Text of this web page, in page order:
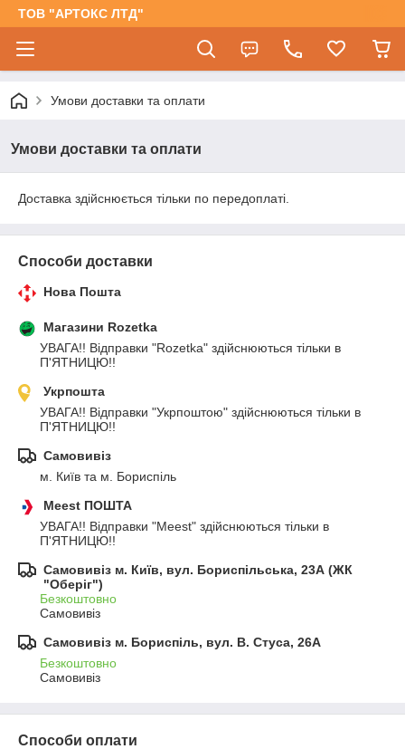
ТОВ "АРТОКС ЛТД"
Умови доставки та оплати
Умови доставки та оплати
Доставка здійснюється тільки по передоплаті.
Способи доставки
Нова Пошта
Магазини Rozetka
УВАГА!! Відправки "Rozetka" здійснюються тільки в
П'ЯТНИЦЮ!!
Укрпошта
УВАГА!! Відправки "Укрпоштою" здійснюються тільки в
П'ЯТНИЦЮ!!
Самовивіз
м. Київ та м. Бориспіль
Meest ПОШТА
УВАГА!! Відправки "Meest" здійснюються тільки в
П'ЯТНИЦЮ!!
Самовивіз м. Київ, вул. Бориспільська, 23А (ЖК
"Оберіг")
Безкоштовно
Самовивіз
Самовивіз м. Бориспіль, вул. В. Стуса, 26А
Безкоштовно
Самовивіз
Способи оплати